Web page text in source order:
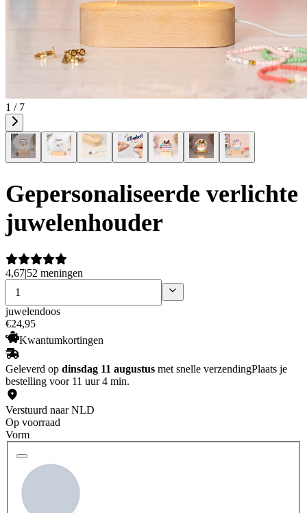
1 / 7
Gepersonaliseerde verlichte
juwelenhouder
4,67|52 meningen
juwelendoos
€24,95
Kwantumkortingen
Geleverd op dinsdag 11 augustus met snelle verzendingPlaats je
bestelling voor 11 uur 4 min.
Verstuurd naar NLD
Op voorraad
Vorm